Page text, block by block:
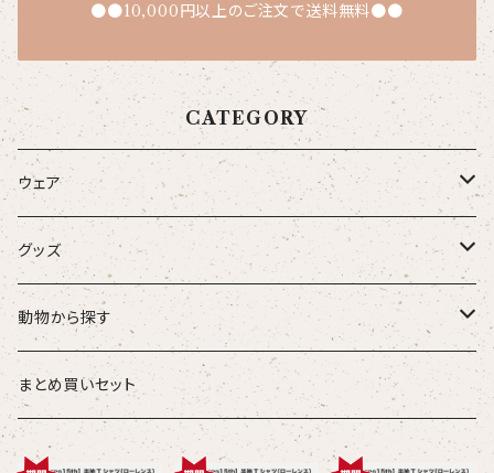
●●10,000円以上のご注文で送料無料●●
CATEGORY
ウェア
大人
こども
ベビー
スタイ
Tシャツ（半袖）
グッズ
タオル・ハンカチ
ポーチ
トートバッグ
動物から探す
ズーラシアンブラス
オカピ
弦うさぎ
まとめ買いセット